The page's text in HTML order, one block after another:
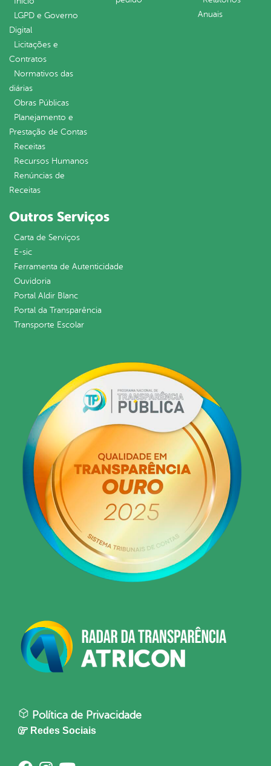
LGPD e Governo
Digital
Licitações e
Contratos
Normativos das
diárias
Obras Públicas
Planejamento e
Prestação de Contas
Receitas
Recursos Humanos
Renúncias de
Receitas
Anuais
Outros Serviços
Carta de Serviços
E-sic
Ferramenta de Autenticidade
Ouvidoria
Portal Aldir Blanc
Portal da Transparência
Transporte Escolar
Política de Privacidade
Redes Sociais